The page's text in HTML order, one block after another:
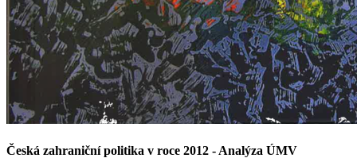
Česká zahraniční politika v roce 2012 - Analýza ÚMV